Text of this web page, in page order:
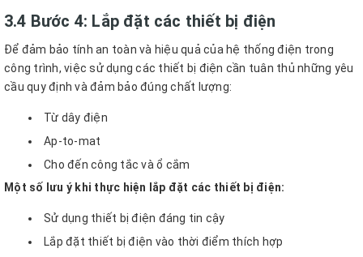
3.4 Bước 4: Lắp đặt các thiết bị điện
Để đảm bảo tính an toàn và hiệu quả của hệ thống điện trong
công trình, việc sử dụng các thiết bị điện cần tuân thủ những yêu
cầu quy định và đảm bảo đúng chất lượng:
Từ dây điện
Ap-to-mat
Cho đến công tắc và ổ cắm
Một số lưu ý khi thực hiện lắp đặt các thiết bị điện:
Sử dụng thiết bị điện đáng tin cậy
Lắp đặt thiết bị điện vào thời điểm thích hợp